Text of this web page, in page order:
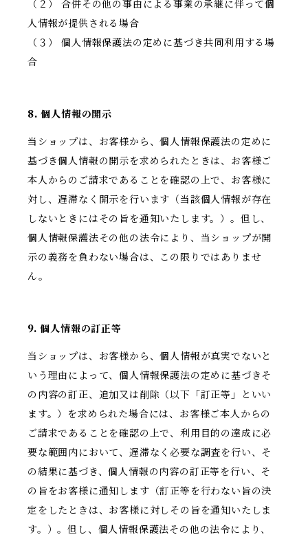
（２） 合併その他の事由による事業の承継に伴って個
人情報が提供される場合
（３） 個人情報保護法の定めに基づき共同利用する場
合
8. 個人情報の開示
当ショップは、お客様から、個人情報保護法の定めに
基づき個人情報の開示を求められたときは、お客様ご
本人からのご請求であることを確認の上で、お客様に
対し、遅滞なく開示を行います（当該個人情報が存在
しないときにはその旨を通知いたします。）。但し、
個人情報保護法その他の法令により、当ショップが開
示の義務を負わない場合は、この限りではありませ
ん。
9. 個人情報の訂正等
当ショップは、お客様から、個人情報が真実でないと
いう理由によって、個人情報保護法の定めに基づきそ
の内容の訂正、追加又は削除（以下「訂正等」といい
ます。）を求められた場合には、お客様ご本人からの
ご請求であることを確認の上で、利用目的の達成に必
要な範囲内において、遅滞なく必要な調査を行い、そ
の結果に基づき、個人情報の内容の訂正等を行い、そ
の旨をお客様に通知します（訂正等を行わない旨の決
定をしたときは、お客様に対しその旨を通知いたしま
す。）。但し、個人情報保護法その他の法令により、